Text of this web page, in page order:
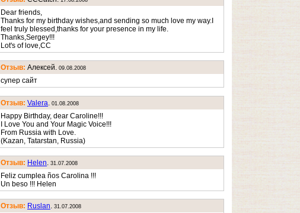
Dear friends,
Thanks for my birthday wishes,and sending so much love my way.I
feel truly blessed,thanks for your presence in my life.
Thanks,Sergey!!!
Lot's of love,CC
Отзыв: Алексей. 09.08.2008
супер сайт
Отзыв: Valera 01.08.2008
Happy Birthday, dear Caroline!!!
I Love You and Your Magic Voice!!!
From Russia with Love.
(Kazan, Tatarstan, Russia)
Отзыв: Helen. 31.07.2008
Feliz cumplea ños Carolina !!!
Un beso !!! Helen
Отзыв: Ruslan. 31.07.2008